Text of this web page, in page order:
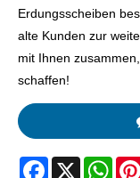
Erdungsscheiben
alte Kunden zur
mit Ihnen
schaffen!
Facebook
X